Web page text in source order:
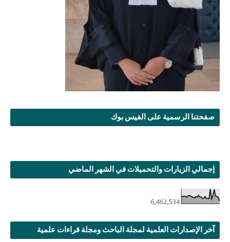
صفحتنا الرسمية على الفيس بوك
إجمالي الزيارات والتحميلات في الشهر الماضي
6,462,534
آخر الإصدارات العلمية لمجلة الباحث ومجلة قراءات علمية